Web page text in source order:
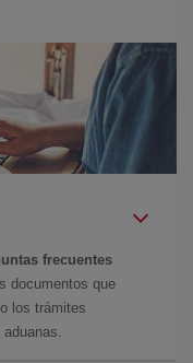
frecuentes
documentos que
los trámites